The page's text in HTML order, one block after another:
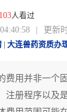
103人看过
更新
大连兽药资质办
费用并非一个
注册程序以及